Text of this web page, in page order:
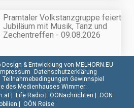
Pramtaler Volkstanzgruppe feiert
Jubiläum mit Musik, Tanz und
Zechentreffen - 09.08.2026
Design & Entwicklung von MELHORN.EU
Datenschutzerklärung
Teilnahmebedingungen Gewinnspiel
des Medienhauses Wimmer:
| Life Radio| OÖNachrichten | OÖN
| OÖN Reise